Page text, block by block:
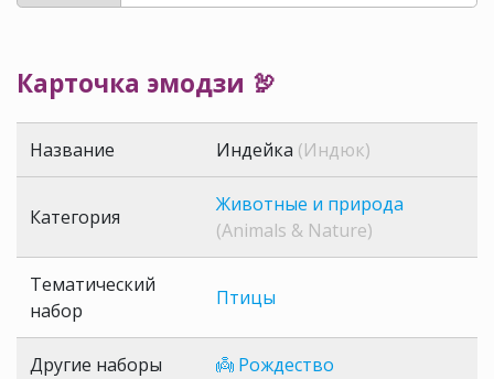
Карточка эмодзи 🦃
Название Индейка (Индюк)
Категория
Животные и природа
(Animals & Nature)
Тематический
набор
Птицы
Другие наборы 👼 Рождество